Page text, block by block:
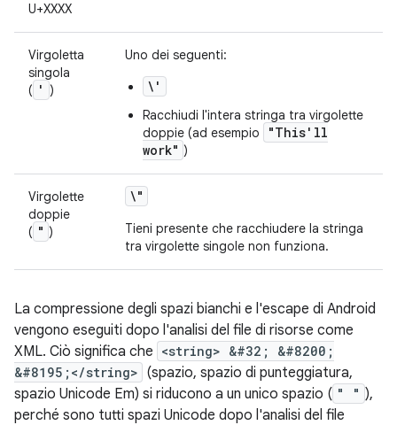
U+XXXX
Virgoletta
singola
( ' )
Uno dei seguenti:
\'
Racchiudi l'intera stringa tra virgolette
doppie (ad esempio
"This'll
work" )
Virgolette
doppie
( " )
\"
Tieni presente che racchiudere la stringa
tra virgolette singole non funziona.
La compressione degli spazi bianchi e l'escape di Android
vengono eseguiti dopo l'analisi del file di risorse come
XML. Ciò significa che <string> &#32; &#8200;
&#8195;</string> (spazio, spazio di punteggiatura,
spazio Unicode Em) si riducono a un unico spazio ( " " ),
perché sono tutti spazi Unicode dopo l'analisi del file